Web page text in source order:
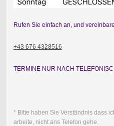
Rufen Sie einfach an, und
+43 676 4328516
TERMINE NUR NACH
* Bitte haben Sie Verständnis dass
arbeite, nicht ans Telefon gehe.